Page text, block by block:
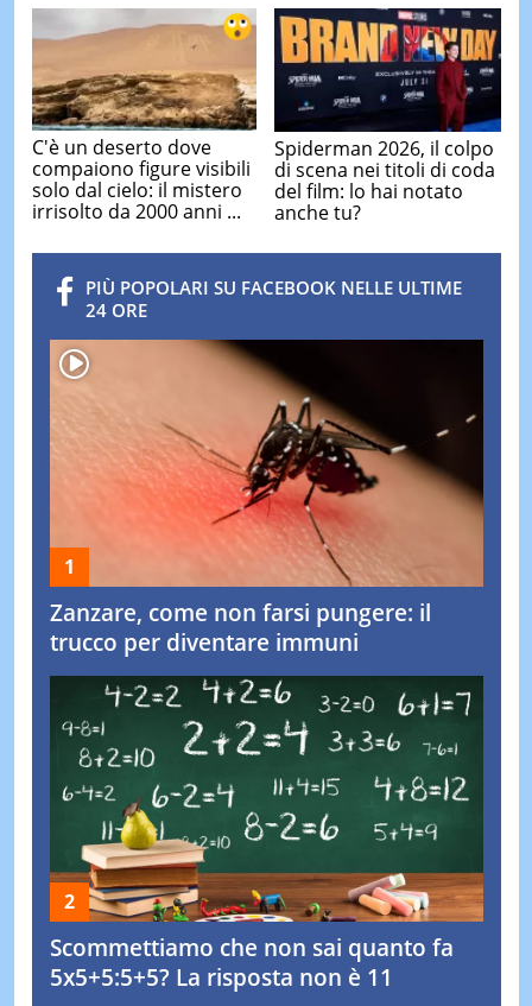
C'è un deserto dove
compaiono figure visibili
solo dal cielo: il mistero
irrisolto da 2000 anni ...
Spiderman 2026, il colpo
di scena nei titoli di coda
del film: lo hai notato
anche tu?
PIÙ POPOLARI SU FACEBOOK NELLE ULTIME
24 ORE
Zanzare, come non farsi pungere: il
trucco per diventare immuni
Scommettiamo che non sai quanto fa
5x5+5:5+5? La risposta non è 11